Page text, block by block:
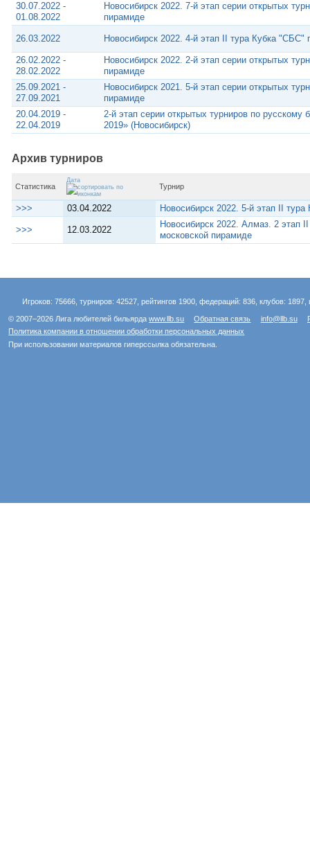
30.07.2022 -
01.08.2022
Новосибирск 2022. 7-й этап серии открытых
пирамиде
26.03.2022 Новосибирск 2022. 4-й этап II тура Кубка "СБС"
26.02.2022 -
28.02.2022
Новосибирск 2022. 2-й этап серии открытых
пирамиде
25.09.2021 -
27.09.2021
Новосибирск 2021. 5-й этап серии открытых
пирамиде
20.04.2019 -
22.04.2019
2-й этап серии открытых турниров по
2019» (Новосибирск)
Архив турниров
Статистика
Дата
Турнир
>>> 03.04.2022 Новосибирск 2022. 5-й этап II
>>> 12.03.2022
Новосибирск 2022. Алмаз. 2 этап
московской пирамиде
Игроков: 75666, турниров: 42527, рейтингов 1900, федераций: 836, клубов:
© 2007–2026 Лига любителей бильярдаwww.llb.su Обратная связь info@llb.su
Политика компании в отношении обработки персональных данных
При использовании материалов гиперссылка обязательна.